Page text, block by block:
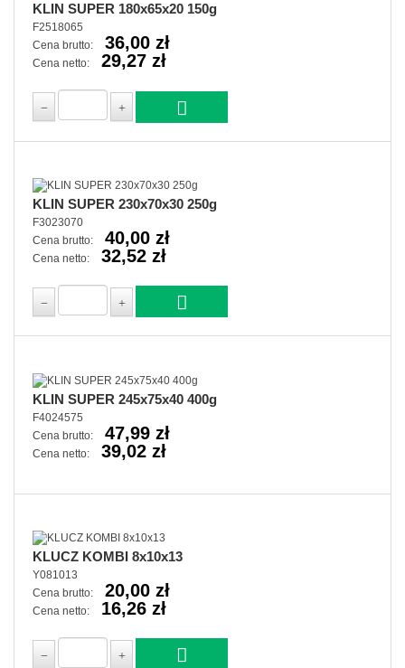
KLIN SUPER 180x65x20 150g
F2518065
Cena brutto:
36,00 zł
Cena netto: 29,27 zł
KLIN SUPER 230x70x30 250g
F3023070
Cena brutto:
40,00 zł
Cena netto: 32,52 zł
KLIN SUPER 245x75x40 400g
F4024575
Cena brutto:
47,99 zł
Cena netto: 39,02 zł
KLUCZ KOMBI 8x10x13
Y081013
Cena brutto:
20,00 zł
Cena netto: 16,26 zł